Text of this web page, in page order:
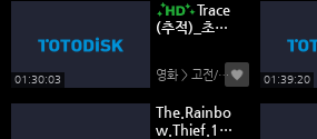
01:30:03
Trace
(추적)_초자
영화 > 고전/명작 01:39:20
The.Rainbo
w.Thief.199